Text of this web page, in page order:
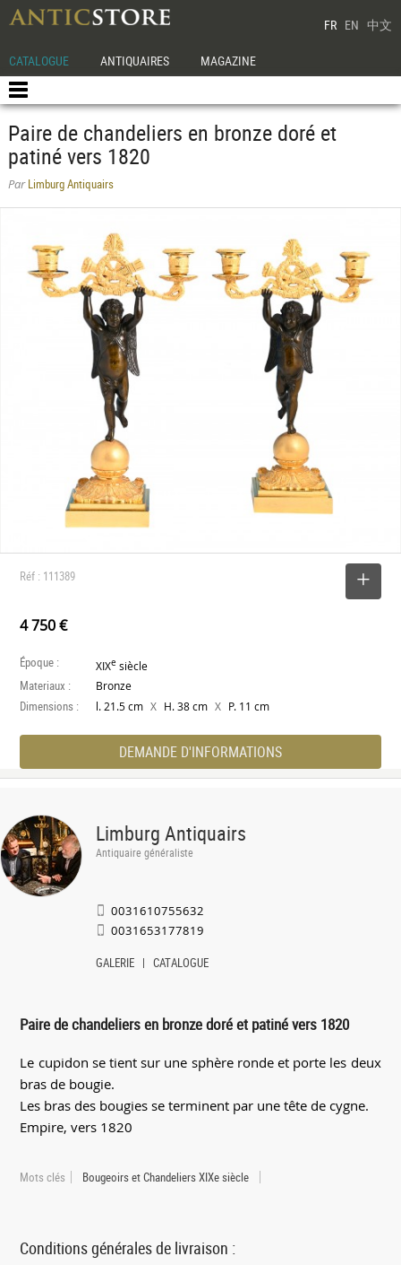
FR EN 中文
CATALOGUE ANTIQUAIRES MAGAZINE
Paire de chandeliers en bronze doré et
patiné vers 1820
ParLimburg Antiquairs
Réf : 111389
4 750 €
Époque : XIXe siècle
Materiaux : Bronze
Dimensions : l. 21.5 cm X H. 38 cm X P. 11 cm
DEMANDE D'INFORMATIONS
Limburg Antiquairs
Antiquaire généraliste
0031610755632
0031653177819
GALERIE CATALOGUE
Paire de chandeliers en bronze doré et patiné vers 1820
Le cupidon se tient sur une sphère ronde et porte les deux
bras de bougie.
Les bras des bougies se terminent par une tête de cygne.
Empire, vers 1820
Mots clés Bougeoirs et Chandeliers XIXe siècle
Conditions générales de livraison :